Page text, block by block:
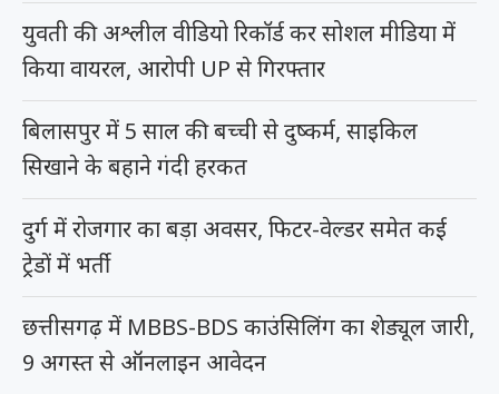
युवती की अश्लील वीडियो रिकॉर्ड कर सोशल मीडिया में
किया वायरल, आरोपी UP से गिरफ्तार
बिलासपुर में 5 साल की बच्ची से दुष्कर्म, साइकिल
सिखाने के बहाने गंदी हरकत
दुर्ग में रोजगार का बड़ा अवसर, फिटर-वेल्डर समेत कई
ट्रेडों में भर्ती
छत्तीसगढ़ में MBBS-BDS काउंसिलिंग का शेड्यूल जारी,
9 अगस्त से ऑनलाइन आवेदन